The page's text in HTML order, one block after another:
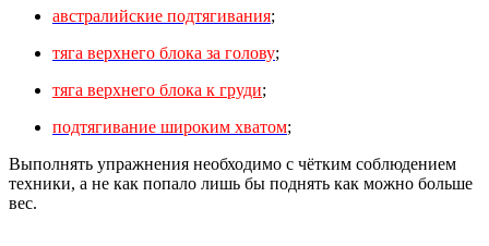
австралийские подтягивания;
тяга верхнего блока за голову;
тяга верхнего блока к груди;
подтягивание широким хватом;
Выполнять упражнения необходимо с чётким соблюдением
техники, а не как попало лишь бы поднять как можно больше
вес.